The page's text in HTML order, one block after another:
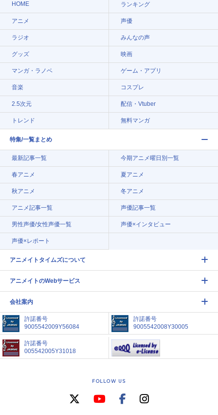
HOME ランキング
アニメ 声優
ラジオ みんなの声
グッズ 映画
マンガ・ラノベ ゲーム・アプリ
音楽 コスプレ
2.5次元 配信・Vtuber
トレンド 無料マンガ
特集/一覧まとめ
最新記事一覧 今期アニメ曜日別一覧
春アニメ 夏アニメ
秋アニメ 冬アニメ
アニメ記事一覧 声優記事一覧
男性声優/女性声優一覧 声優×インタビュー
声優×レポート
アニメイトタイムズについて
アニメイトのWebサービス
会社案内
許諾番号
9005542009Y56084
許諾番号
9005542008Y30005
許諾番号
005542005Y31018
FOLLOW US